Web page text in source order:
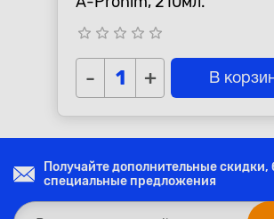
star_border star_border star_border star_border star_border
- + В
Получайте дополнительные скидки,
специальные предложения